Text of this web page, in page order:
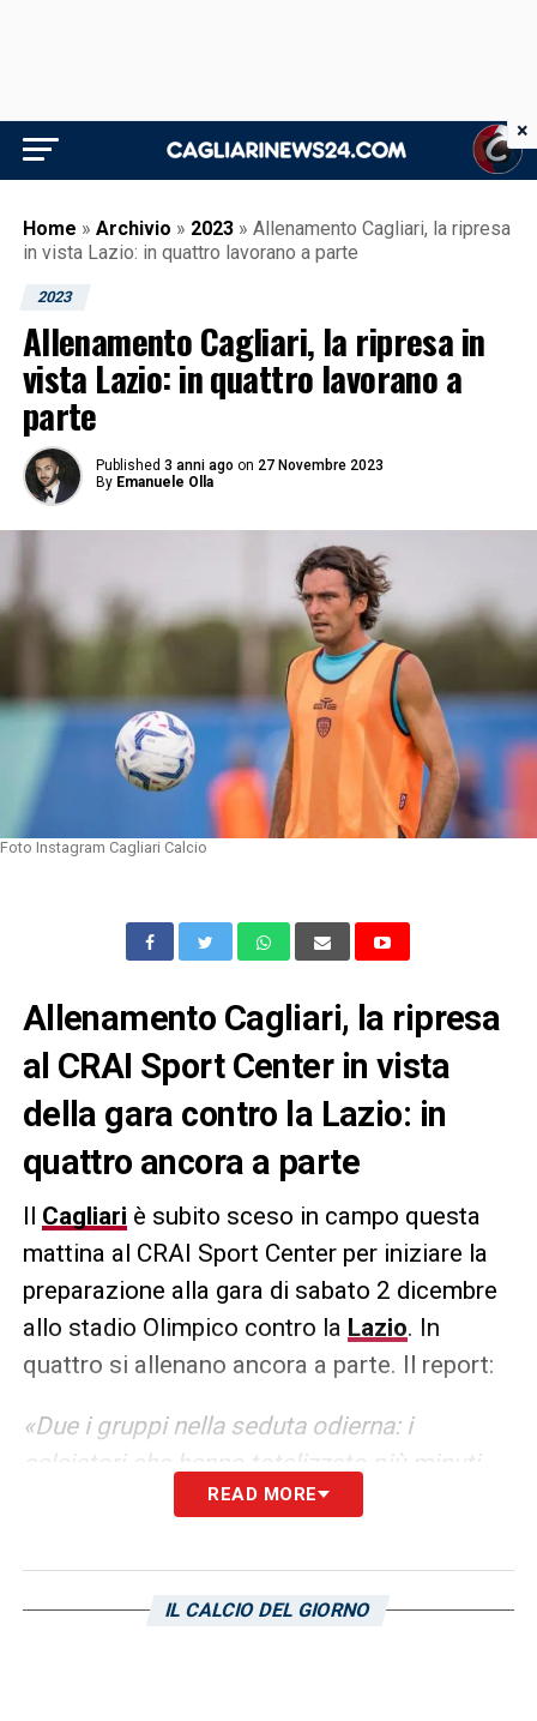
Home » Archivio » 2023 » Allenamento Cagliari, la ripresa
in vista Lazio: in quattro lavorano a parte
2023
Allenamento Cagliari, la ripresa in
vista Lazio: in quattro lavorano a
parte
Published 3 anni ago on 27 Novembre 2023
By Emanuele Olla
Foto Instagram Cagliari Calcio
Allenamento Cagliari, la ripresa
al CRAI Sport Center in vista
della gara contro la Lazio: in
quattro ancora a parte
Il Cagliari è subito sceso in campo questa
mattina al CRAI Sport Center per iniziare la
preparazione alla gara di sabato 2 dicembre
allo stadio Olimpico contro la Lazio. In
quattro si allenano ancora a parte. Il report:
«Due i gruppi nella seduta odierna: i
calciatori che hanno totalizzato più minuti
ieri in gara hanno svolto degli esercizi di
gruppo mister Ranieri e il suo staff hanno
riservato un’attivazione in campo, delle
READ MORE
IL CALCIO DEL GIORNO
×